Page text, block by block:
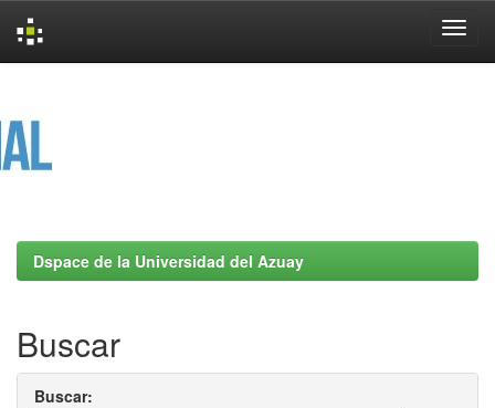
Dspace de la Universidad del Azuay
Buscar
Buscar: